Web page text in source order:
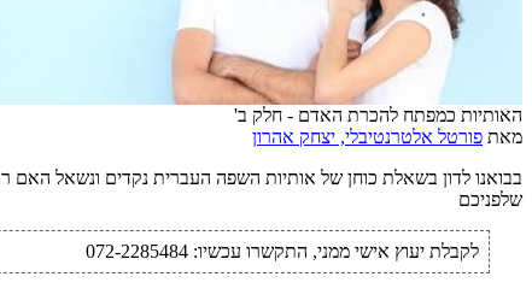
האותיות כמפתח להכרת האדם - חלק ב'
מאת פורטל אלטרנטיבלי, יצחק אהרון
בבואנו לדון בשאלת כוחן של אותיות השפה העברית נקדים ונשאל האם
שלפניכם
לקבלת יעוץ אישי ממני, התקשרו עכשיו: 072-2285484